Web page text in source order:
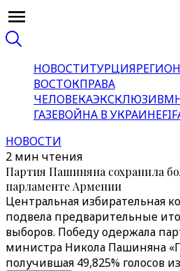
НОВОСТИТУРЦИЯРЕГИОН
ВОСТОКПРАВА
ЧЕЛОВЕКАЭКСКЛЮЗИВ
ГАЗЕВОЙНА В УКРАИНЕ
НОВОСТИ
2 мин чтения
Партия Пашиняна сохранила
парламенте Армении
Центральная избирательная
подвела предварительные
выборов. Победу одержала
министра Никола Пашиняна
получившая 49,825% голосов